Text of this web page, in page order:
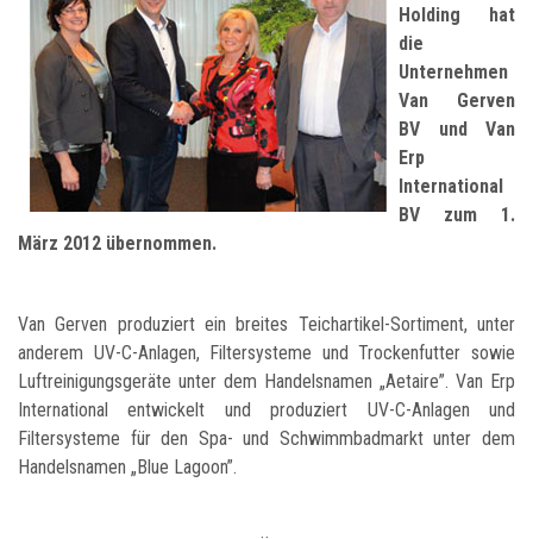
Holding hat
die
Unternehmen
Van Gerven
BV und Van
Erp
International
BV zum 1.
März 2012 übernommen.
Van Gerven produziert ein breites Teichartikel-Sortiment, unter
anderem UV-C-Anlagen, Filtersysteme und Trockenfutter sowie
Luftreinigungsgeräte unter dem Handelsnamen „Aetaire”. Van Erp
International entwickelt und produziert UV-C-Anlagen und
Filtersysteme für den Spa- und Schwimmbadmarkt unter dem
Handelsnamen „Blue Lagoon”.